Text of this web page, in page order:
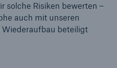
solche Risiken bewerten –
auch mit unseren
beteiligt